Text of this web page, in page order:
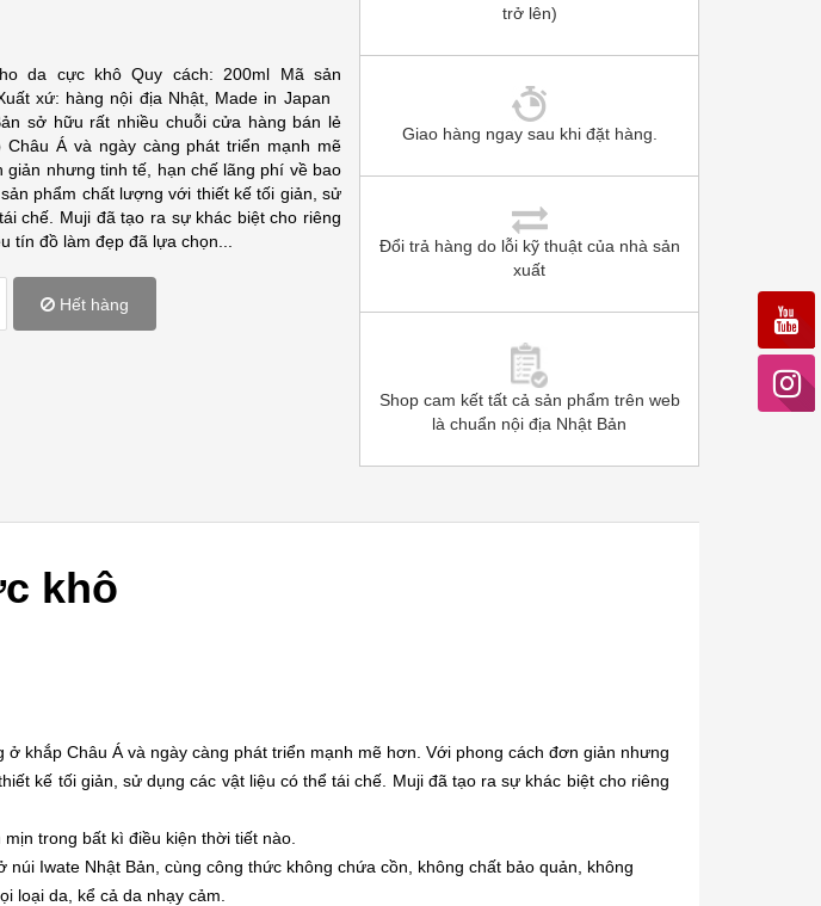
da cực khô Quy cách: 200ml Mã sản
xứ: hàng nội địa Nhật, Made in Japan
sở hữu rất nhiều chuỗi cửa hàng bán lẻ
Á và ngày càng phát triển mạnh mẽ
giản nhưng tinh tế, hạn chế lãng phí về bao
phẩm chất lượng với thiết kế tối giản, sử
chế. Muji đã tạo ra sự khác biệt cho riêng
tín đồ làm đẹp đã lựa chọn...
Hết hàng
trở lên)
Giao hàng ngay sau khi đặt hàng.
Đổi trả hàng do lỗi kỹ thuật của nhà sản
xuất
Shop cam kết tất cả sản phẩm trên web
là chuẩn nội địa Nhật Bản
khô
khắp Châu Á và ngày càng phát triển mạnh mẽ hơn. Với phong cách đơn giản nhưng
kế tối giản, sử dụng các vật liệu có thể tái chế. Muji đã tạo ra sự khác biệt cho riêng
trong bất kì điều kiện thời tiết nào.
Iwate Nhật Bản, cùng công thức không chứa cồn, không chất bảo quản, không
loại da, kể cả da nhạy cảm.